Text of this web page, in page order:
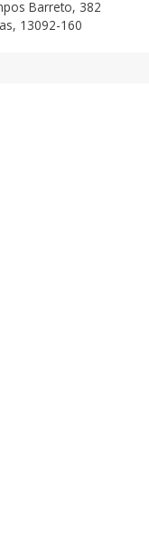
Barreto, 382
13092-160